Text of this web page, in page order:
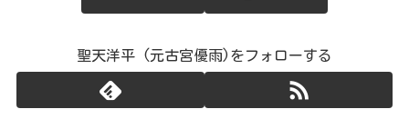
聖天洋平 (元古宮優雨)をフォローする